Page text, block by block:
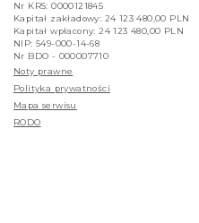
Nr KRS: 0000121845
Kapitał zakładowy: 24 123 480,00 PLN
Kapitał wpłacony: 24 123 480,00 PLN
NIP: 549-000-14-68
Nr BDO - 000007710
Noty prawne
Polityka prywatności
Mapa serwisu
RODO